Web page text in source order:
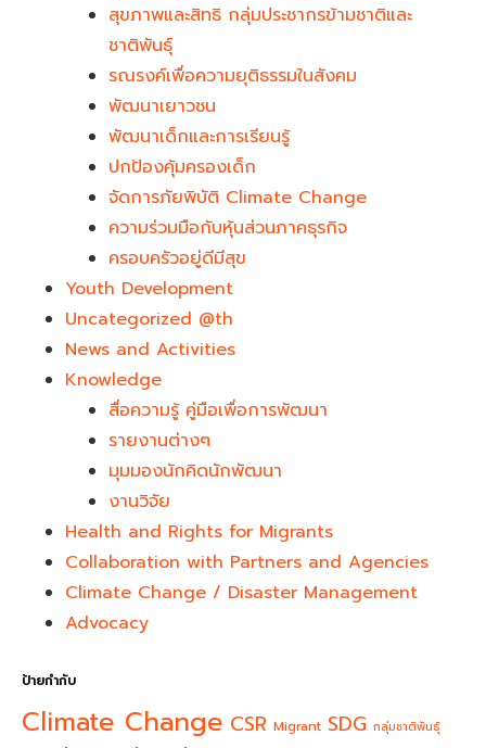
สุขภาพและสิทธิ กลุ่มประชากรข้ามชาติและ
ชาติพันธุ์
รณรงค์เพื่อความยุติธรรมในสังคม
พัฒนาเยาวชน
พัฒนาเด็กและการเรียนรู้
ปกป้องคุ้มครองเด็ก
จัดการภัยพิบัติ Climate Change
ความร่วมมือกับหุ้นส่วนภาคธุรกิจ
ครอบครัวอยู่ดีมีสุข
Youth Development​
Uncategorized @th
News and Activities
Knowledge
สื่อความรู้ คู่มือเพื่อการพัฒนา
รายงานต่างๆ
มุมมองนักคิดนักพัฒนา
งานวิจัย
Health and Rights for Migrants
Collaboration with Partners and Agencies
Climate Change / Disaster Management
Advocacy
ป้ายกำกับ
Climate Change CSR Migrant SDG กลุ่มชาติพันธุ์